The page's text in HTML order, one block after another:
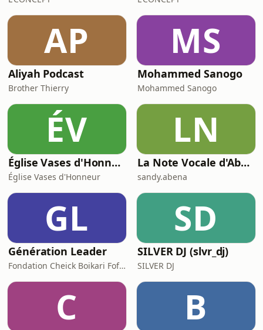
AP
Aliyah Podcast
Brother Thierry
MS
Mohammed Sanogo
Mohammed Sanogo
ÉV
Église Vases d'Honneur
Église Vases d'Honneur
LN
La Note Vocale d'Abena
sandy.abena
GL
Génération Leader
Fondation Cheick Boikari Fofana
SD
SILVER DJ (slvr_dj)
SILVER DJ
C B